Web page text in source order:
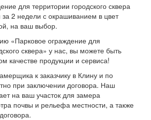
для территории городского сквера
за 2 недели с окрашиванием в цвет
на ваш выбор.
«Парковое ограждение для
сквера» у нас, вы можете быть
качестве продукции и сервиса!
к заказчику в Клину и по
при заключении договора. Наш
на ваш участок для замера
почвы и рельефа местности, а также